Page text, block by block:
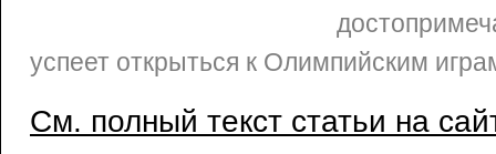
успеет открыться к Олимпийским
См. полный текст статьи на